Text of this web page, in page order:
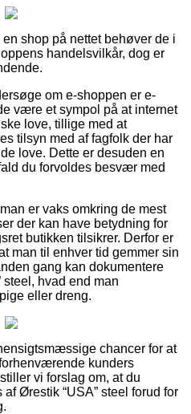
shop på nettet behøver de i
handelsvilkår, dog er
om e-shoppen er e-
være et sympol på at internet
love, tillige med at
tilsyn med af fagfolk der har
love. Dette er desuden en
du forvoldes besvær med
er vaks omkring de mest
der kan have betydning for
butikken tilsikrer. Derfor er
man til enhver tid gemmer sin
gang kan dokumentere
steel, hvad end man
eller dreng.
chancer for at
kunders
vi forslag om, at du
Ørestik “USA” steel forud for